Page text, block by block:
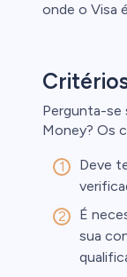
onde o Visa
Pergunta-se
Money? Os
Deve
É
sua